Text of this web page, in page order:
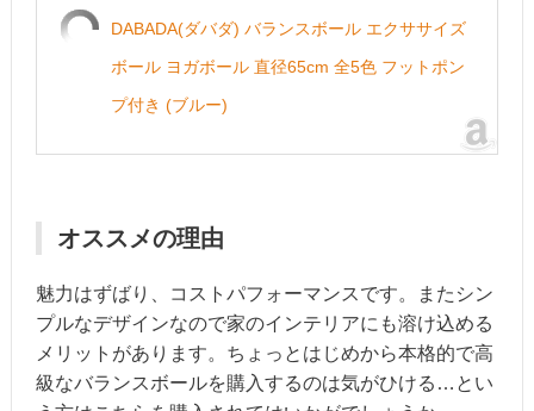
DABADA(ダバダ) バランスボール エクササイズ
ボール ヨガボール 直径65cm 全5色 フットポン
プ付き (ブルー)
オススメの理由
魅力はずばり、コストパフォーマンスです。またシン
プルなデザインなので家のインテリアにも溶け込める
メリットがあります。ちょっとはじめから本格的で高
級なバランスボールを購入するのは気がひける…とい